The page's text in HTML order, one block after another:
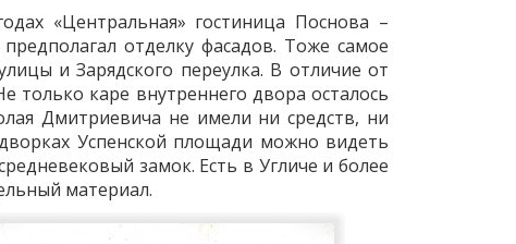
«Центральная» гостиница Поснова –
отделку фасадов. Тоже самое
и Зарядского переулка. В отличие от
только каре внутреннего двора осталось
Дмитриевича не имели ни средств, ни
Успенской площади можно видеть
замок. Есть в Угличе и более
материал.